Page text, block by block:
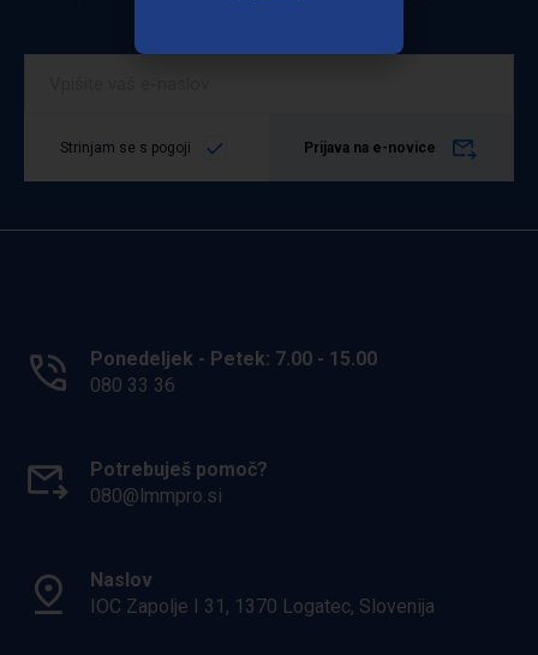
Strinjam se s pogoji Prijava na e-novice
Ponedeljek - Petek: 7.00 - 15.00
080 33 36
Potrebuješ pomoč?
080@lmmpro.si
Naslov
IOC Zapolje I 31, 1370 Logatec, Slovenija